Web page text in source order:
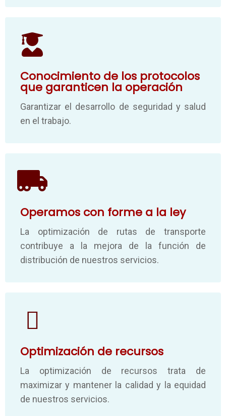
Conocimiento de los protocolos
que garanticen la operación
Garantizar el desarrollo de seguridad y salud
en el trabajo.
Operamos con forme a la ley
La optimización de rutas de transporte
contribuye a la mejora de la función de
distribución de nuestros servicios.
Optimización de recursos
La optimización de recursos trata de
maximizar y mantener la calidad y la equidad
de nuestros servicios.